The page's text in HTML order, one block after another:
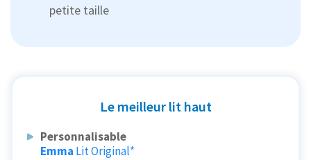
petite taille
Le meilleur lit haut
Personnalisable
Emma Lit Original*